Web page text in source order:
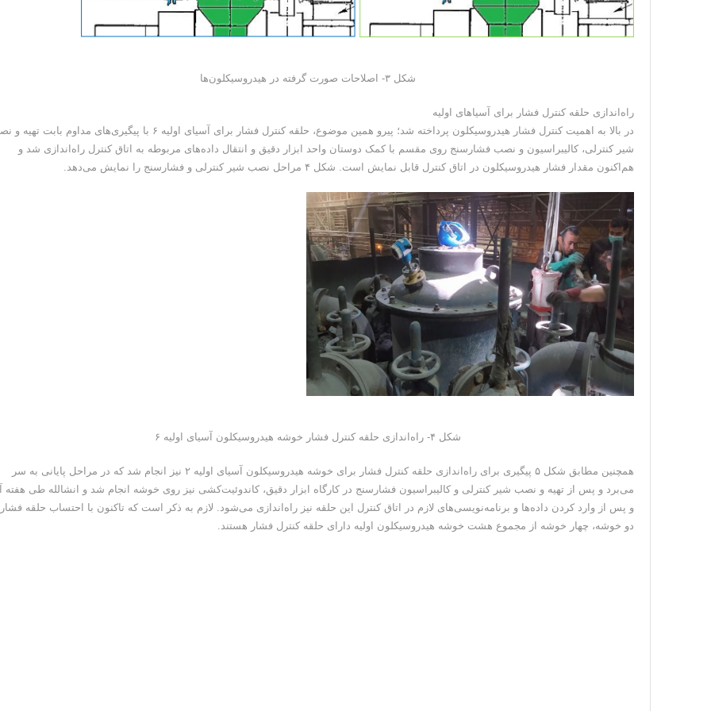
شکل ۳- اصلاحات صورت گرفته در هیدروسیکلون‌ها
راه‌اندازی حلقه کنترل فشار برای آسیاهای اولیه
در بالا به اهمیت کنترل فشار هیدروسیکلون پرداخته شد؛ پیرو همین موضوع، حلقه کنترل فشار برای آسیای اولیه ۶ با پیگیری‌های مداوم بابت
شیر کنترلی، کالیبراسیون و نصب فشارسنج روی مقسم با کمک دوستان واحد ابزار دقیق و انتقال داده‌های مربوطه به اتاق کنترل راه‌اندازی شد و
هم‌اکنون مقدار فشار هیدروسیکلون در اتاق کنترل قابل نمایش است. شکل ۴ مراحل نصب شیر کنترلی و فشارسنج را نمایش می‌دهد.
شکل ۴- راه‌اندازی حلقه کنترل فشار خوشه هیدروسیکلون آسیای اولیه ۶
همچنین مطابق شکل ۵ پیگیری برای راه‌اندازی حلقه کنترل فشار برای خوشه هیدروسیکلون آسیای اولیه ۲ نیز انجام شد که در مراحل پایانی به سر
می‌برد و پس از تهیه و نصب شیر کنترلی و کالیبراسیون فشارسنج در کارگاه ابزار دقیق، کاندوئیت‌کشی نیز روی خوشه انجام شد و انشالله طی هفته
و پس از وارد کردن داده‌ها و برنامه‌نویسی‌های لازم در اتاق کنترل این حلقه نیز راه‌اندازی می‌شود. لازم به ذکر است که تاکنون با احتساب حلقه
دو خوشه، چهار خوشه از مجموع هشت خوشه هیدروسیکلون اولیه دارای حلقه کنترل فشار هستند.